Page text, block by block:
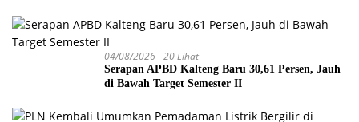
04/08/2026 20 Lihat
Serapan APBD Kalteng Baru 30,61 Persen, Jauh
di Bawah Target Semester II